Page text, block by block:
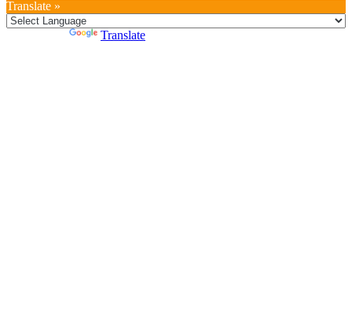
Translate »
Translate